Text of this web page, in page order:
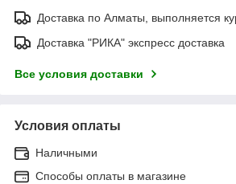
Доставка по Алматы, выполняется
Доставка "РИКА" экспресс доставка
Все условия доставки
Условия оплаты
Наличными
Способы оплаты в магазине